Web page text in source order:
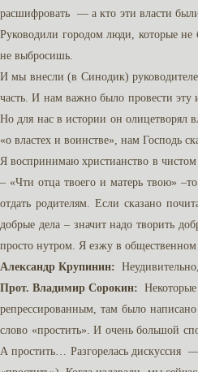
расшифровать — а кто эти власти
Руководили городом люди, которые
не выбросишь.
И мы внесли (в Синодик)
часть. И нам важно было провести эту
Но для нас в истории он олицетворял
«о властех и воинстве», нам Господь
Я воспринимаю христианство в чистом
– «Чти отца твоего и матерь твою»
отдать родителям. Если сказано
добрые дела – значит надо творить
просто нутром. Я езжу в общественном
Александр Крупинин:
Прот. Владимир Сорокин:
репрессированным, там было
слово «простить». И очень большой
А простить… Разгорелась дискуссия